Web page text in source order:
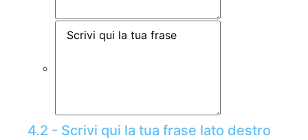
4.2 - Scrivi qui la tua frase lato destro